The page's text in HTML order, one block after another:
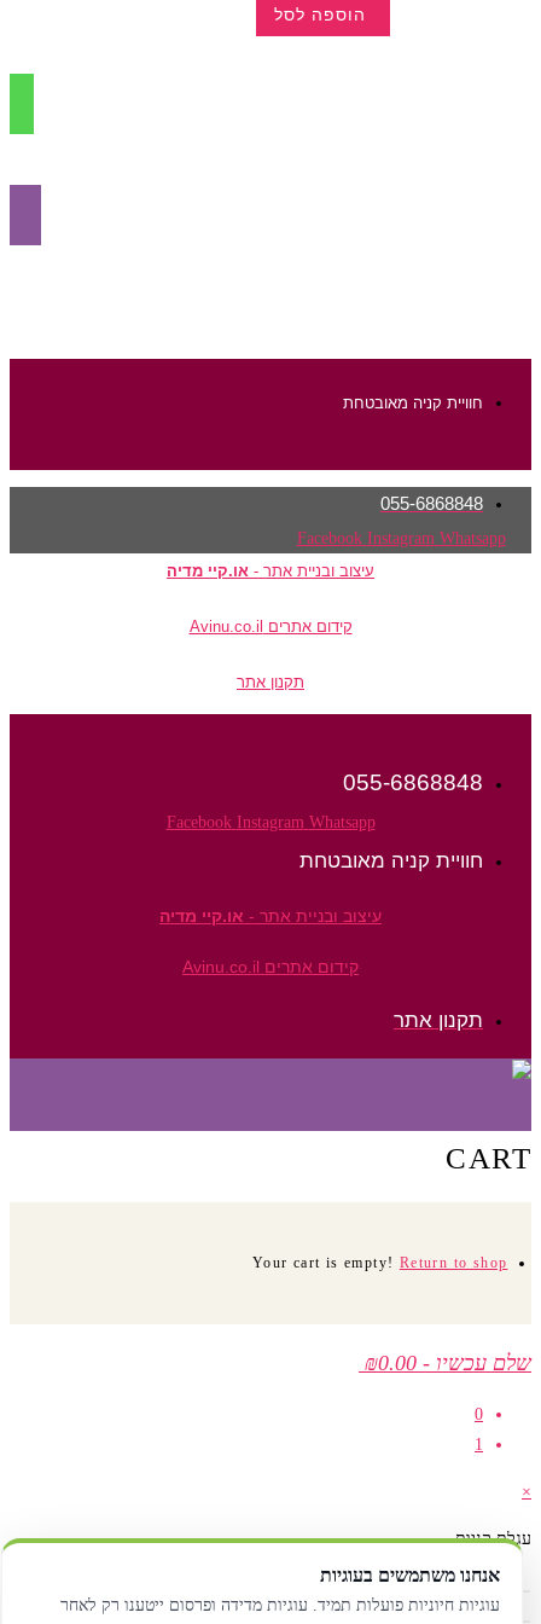
הוספה לסל
למוצר
חוויית קניה מאובטחת
055-6868848
Facebook Instagram Whatsapp
עיצוב ובניית אתר -או.קיי מדיה
קידום אתרים Avinu.co.il
תקנון אתר
055-6868848
Facebook Instagram Whatsapp
חוויית קניה מאובטחת
עיצוב ובניית אתר -או.קיי מדיה
קידום אתרים Avinu.co.il
תקנון אתר
CART
Your cart is empty!Return to shop
שלם עכשיו -
₪0.00
0
×
עגלת קניות
אנחנו משתמשים בעוגיות
עוגיות חיוניות פועלות תמיד. עוגיות מדידה ופרסום ייטענו רק לאחר